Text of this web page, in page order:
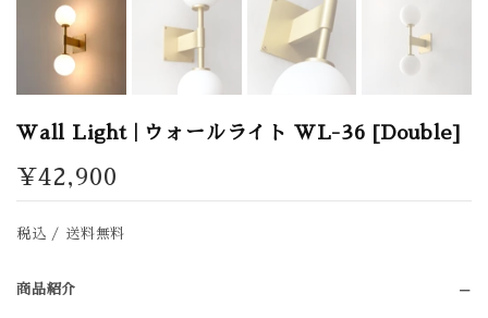
Wall Light | ウォールライト WL-36 [Double]
¥42,900
税込 / 送料無料
商品紹介